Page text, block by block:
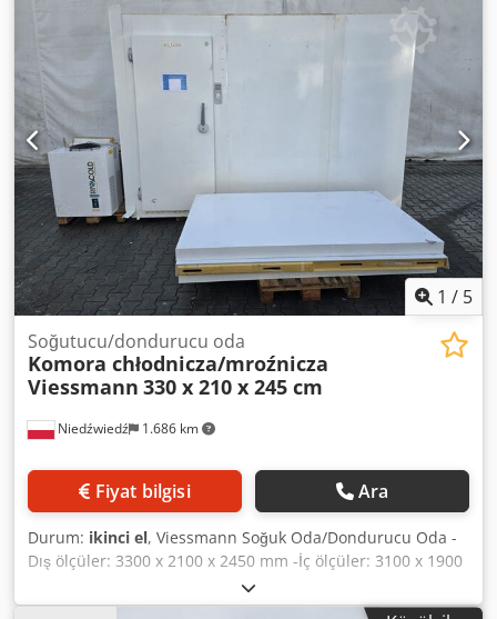
1 / 5
Niedźwiedź 1.686 km
Soğutucu/dondurucu oda
Komora chłodnicza/mroźnicza
Viessmann 330 x 210 x 245 cm
Fiyat bilgisi Ara
Durum: ikinci el, Viessmann Soğuk Oda/Dondurucu Oda -
Dış ölçüler: 3300 x 2100 x 2450 mm -İç ölçüler: 3100 x 1900
x 2250 mm -Panel kalınlığı: 100 mm -Kapı geçiş genişliği:
800 mm -Paslanmaz çelik zemin Csdpjxqpgrefx Anujrf -